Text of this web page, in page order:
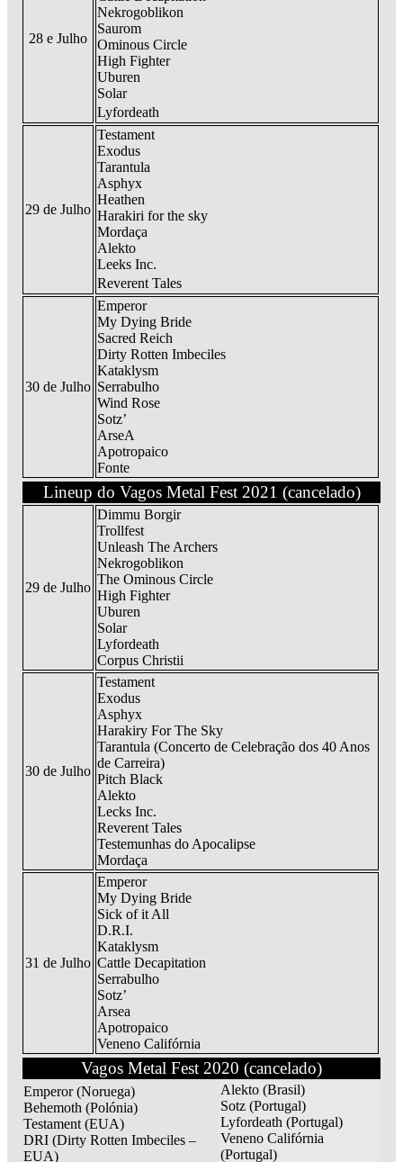
28 e Julho
Nekrogoblikon
Saurom
Ominous Circle
High Fighter
Uburen
Solar
Lyfordeath
29 de Julho
Testament
Exodus
Tarantula
Asphyx
Heathen
Harakiri for the sky
Mordaça
Alekto
Leeks Inc.
Reverent Tales
30 de Julho
Emperor
My Dying Bride
Sacred Reich
Dirty Rotten Imbeciles
Kataklysm
Serrabulho
Wind Rose
Sotz’
ArseA
Apotropaico
Fonte
Lineup do Vagos Metal Fest 2021 (cancelado)
29 de Julho
Dimmu Borgir
Trollfest
Unleash The Archers
Nekrogoblikon
The Ominous Circle
High Fighter
Uburen
Solar
Lyfordeath
Corpus Christii
30 de Julho
Testament
Exodus
Asphyx
Harakiry For The Sky
Tarantula (Concerto de Celebração dos 40 Anos
de Carreira)
Pitch Black
Alekto
Lecks Inc.
Reverent Tales
Testemunhas do Apocalipse
Mordaça
31 de Julho
Emperor
My Dying Bride
Sick of it All
D.R.I.
Kataklysm
Cattle Decapitation
Serrabulho
Sotz’
Arsea
Apotropaico
Veneno Califórnia
Vagos Metal Fest 2020 (cancelado)
Emperor (Noruega)
Behemoth (Polónia)
Testament (EUA)
DRI (Dirty Rotten Imbeciles –
EUA)
Alekto (Brasil)
Sotz (Portugal)
Lyfordeath (Portugal)
Veneno Califórnia
(Portugal)